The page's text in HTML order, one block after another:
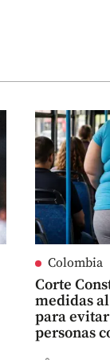
Colombia
Corte
medidas
para
personas